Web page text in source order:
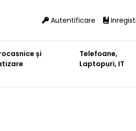
Autentificare
și
Telefoane,
Laptopuri, IT